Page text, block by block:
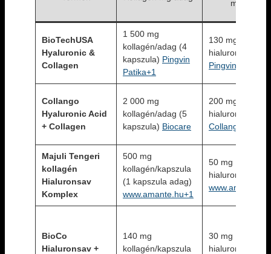
mg/adag*
BioTechUSA
Hyaluronic &
Collagen
1 500 mg
kollagén/adag (4
kapszula) Pingvin
Patika+1
130 mg
hialuronsav/
Pingvin
Collango
Hyaluronic Acid
+ Collagen
2 000 mg
kollagén/adag (5
kapszula) Biocare
200 mg
hialuronsav/
Collango+1
Majuli Tengeri
kollagén
Hialuronsav
Komplex
500 mg
kollagén/kapszula
(1 kapszula adag)
www.amante.hu+1
50 mg
hialuronsav/
BioCo
Hialuronsav +
140 mg
kollagén/kapszula
30 mg
hialuronsav/